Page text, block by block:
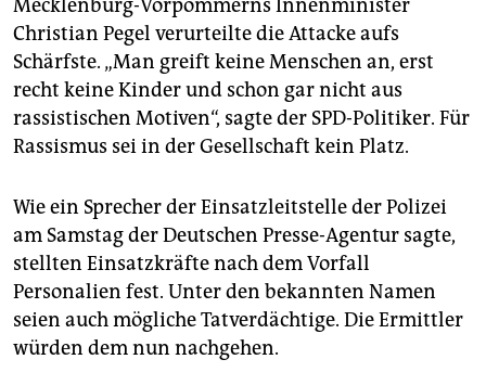
Mecklenburg-Vorpommerns Innenminister
Christian Pegel verurteilte die Attacke aufs
Schärfste. „Man greift keine Menschen an, erst
recht keine Kinder und schon gar nicht aus
rassistischen Motiven“, sagte der SPD-Politiker. Für
Rassismus sei in der Gesellschaft kein Platz.
Wie ein Sprecher der Einsatzleitstelle der Polizei
am Samstag der Deutschen Presse-Agentur sagte,
stellten Einsatzkräfte nach dem Vorfall
Personalien fest. Unter den bekannten Namen
seien auch mögliche Tatverdächtige. Die Ermittler
würden dem nun nachgehen.